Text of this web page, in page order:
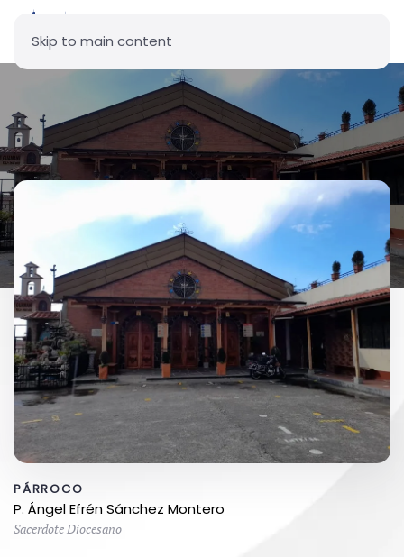
Skip to main content
Parroquia Santo Ángel -
Guamaní
PÁRROCO
P. Ángel Efrén Sánchez Montero
Sacerdote Diocesano